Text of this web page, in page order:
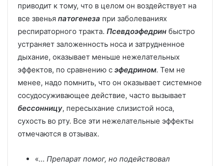
приводит к тому, что в целом он воздействует на
все звенья патогенеза при заболеваниях
респираторного тракта. Псевдоэфедрин быстро
устраняет заложенность носа и затрудненное
дыхание, оказывает меньше нежелательных
эффектов, по сравнению с эфедрином. Тем не
менее, надо помнить, что он оказывает системное
сосудосуживающее действие, часто вызывает
бессонницу, пересыхание слизистой носа,
сухость во рту. Все эти нежелательные эффекты
отмечаются в отзывах.
«… Препарат помог, но подействовал